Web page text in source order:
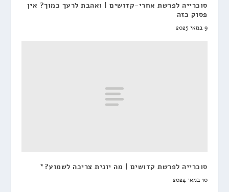
סוכרייה לפרשת אחרי-קדושים | ואהבת לרעך כמוך? אין
פסוק כזה
9 במאי 2025
סוכרייה לפרשת קדושים | מה יונית צריכה לשמוע?*
10 במאי 2024